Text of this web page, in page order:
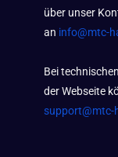
über unser
an info@mtc-
Bei
der Webseite